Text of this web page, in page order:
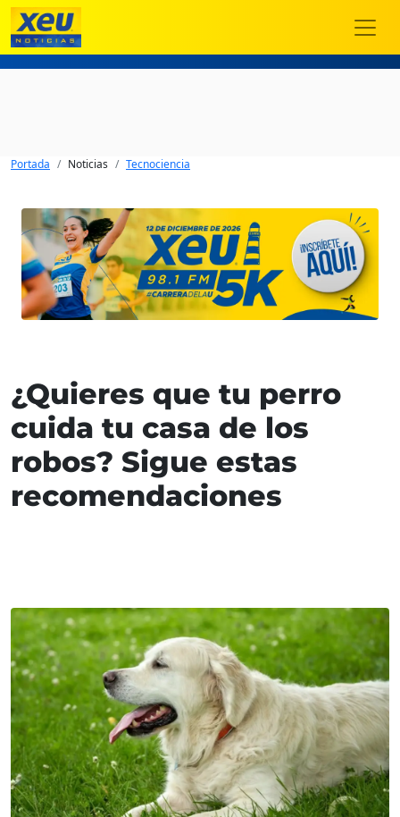
Portada Noticias Tecnociencia
¿Quieres que tu perro
cuida tu casa de los
robos? Sigue estas
recomendaciones